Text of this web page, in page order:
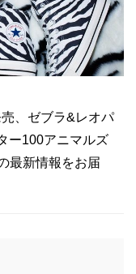
、ゼブラ&レオパ
ー100アニマルズ
最新情報をお届